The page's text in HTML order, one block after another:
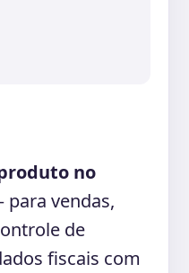
no
vendas,
de
fiscais com